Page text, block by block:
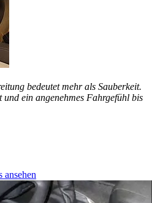
bedeutet mehr als Sauberkeit.
ein angenehmes Fahrgefühl bis
ansehen